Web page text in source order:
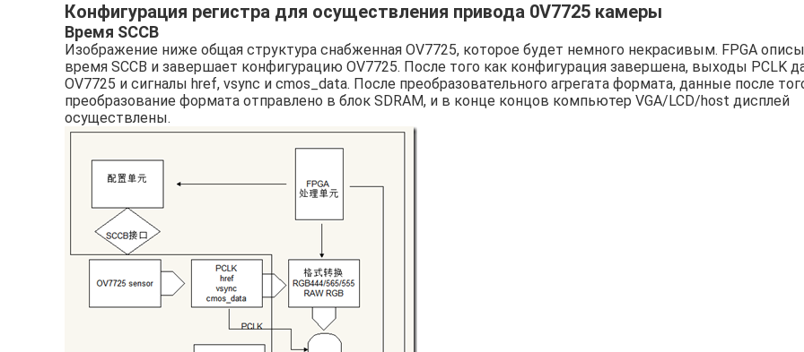
Конфигурация регистра для осуществления привода 0V7725 камеры
Время SCCB
Изображение ниже общая структура снабженная OV7725, которое будет немного некрасивым. FPGA
время SCCB и завершает конфигурацию OV7725. После того как конфигурация завершена, выходы PCLK
OV7725 и сигналы href, vsync и cmos_data. После преобразовательного агрегата формата, данные после
преобразование формата отправлено в блок SDRAM, и в конце концов компьютер VGA/LCD/host дисплей
осуществлены.